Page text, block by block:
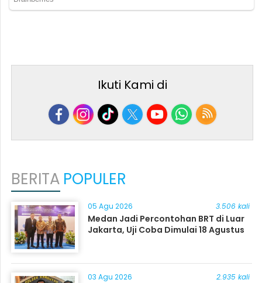
Ikuti Kami di
BERITA POPULER
05 Agu 2026 3.506 kali
Medan Jadi Percontohan BRT di Luar
Jakarta, Uji Coba Dimulai 18 Agustus
03 Agu 2026 2.935 kali